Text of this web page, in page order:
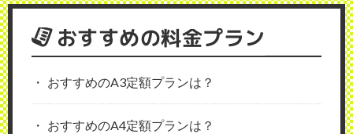
おすすめの料金プラン
おすすめのA3定額プランは？
おすすめのA4定額プランは？